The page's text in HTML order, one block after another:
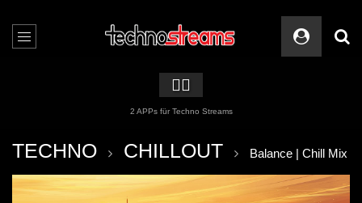
🏳️‍🌈
2 APPs für Techno Streams
TECHNO CHILLOUT Balance | Chill Mix